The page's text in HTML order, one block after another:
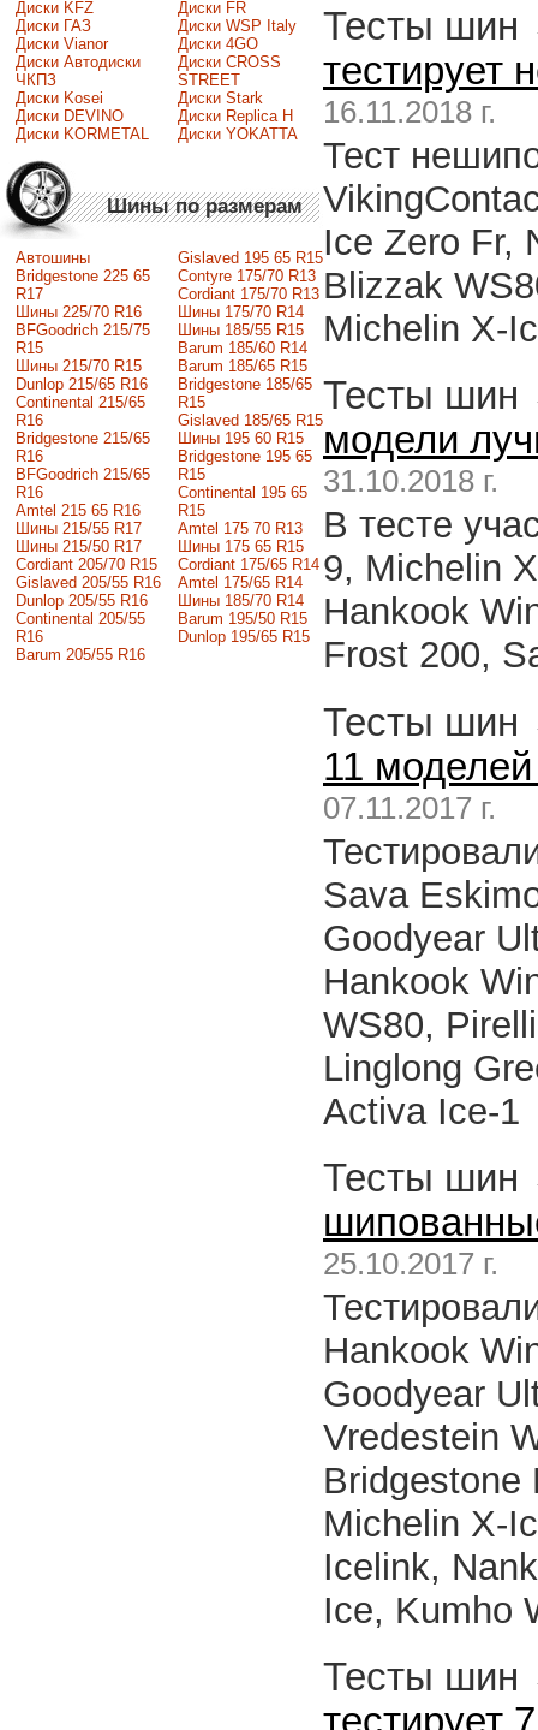
Диски KFZ
Диски ГАЗ
Диски Vianor
Диски Автодиски
ЧКПЗ
Диски Kosei
Диски DEVINO
Диски KORMETAL
Диски FR
Диски WSP Italy
Диски 4GO
Диски CROSS
STREET
Диски Stark
Диски Replica H
Диски YOKATTA
Шины по размерам
Автошины
Bridgestone 225 65
R17
Шины 225/70 R16
BFGoodrich 215/75
R15
Шины 215/70 R15
Dunlop 215/65 R16
Continental 215/65
R16
Bridgestone 215/65
R16
BFGoodrich 215/65
R16
Amtel 215 65 R16
Шины 215/55 R17
Шины 215/50 R17
Сordiant 205/70 R15
Gislaved 205/55 R16
Dunlop 205/55 R16
Continental 205/55
R16
Barum 205/55 R16
Gislaved 195 65 R15
Contyre 175/70 R13
Cordiant 175/70 R13
Шины 175/70 R14
Шины 185/55 R15
Barum 185/60 R14
Barum 185/65 R15
Bridgestone 185/65
R15
Gislaved 185/65 R15
Шины 195 60 R15
Bridgestone 195 65
R15
Continental 195 65
R15
Amtel 175 70 R13
Шины 175 65 R15
Cordiant 175/65 R14
Amtel 175/65 R14
Шины 185/70 R14
Barum 195/50 R15
Dunlop 195/65 R15
Тесты
тестирует
16.11.2018 г.
Тест
Ice Zero Fr,
Blizzak
Michelin X-
Тесты
модели
31.10.2018 г.
В тесте
9, Michelin
Hankook
Frost 200,
Тесты
11
07.11.2017 г.
Sava
Goodyear
Hankook
WS80,
Linglong
Activa Ice-1
Тесты
25.10.2017 г.
Hankook
Goodyear
Vredestein
Bridgestone
Michelin X-
Icelink,
Ice, Kumho
Тесты